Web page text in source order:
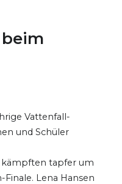
Vattenfall-
und Schüler
kämpften tapfer um
Lena Hansen